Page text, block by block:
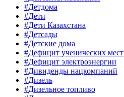
#Детдома
#Дети
#Дети Казахстана
#Детсады
#Детские дома
#Дефицит ученических мест
#Дефицит электроэнергии
#Дивиденды нацкомпаний
#Дизель
#Дизельное топливо